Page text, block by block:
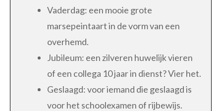
Vaderdag: een mooie grote
marsepeintaart in de vorm van een
overhemd.
Jubileum: een zilveren huwelijk vieren
of een collega 10 jaar in dienst? Vier het.
Geslaagd: voor iemand die geslaagd is
voor het schoolexamen of rijbewijs.